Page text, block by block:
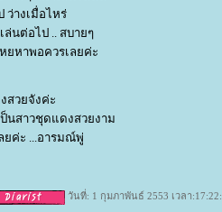
ว่างเมื่อไหร่
นต่อไป .. สบายๆ
ยหาพอควรเลยค่ะ
สวยจังค่ะ
นสาวชุดแดงสวยงาม
ยค่ะ ...อารมณ์พู่
วันที่: 1 กุมภาพันธ์ 2553 เวลา